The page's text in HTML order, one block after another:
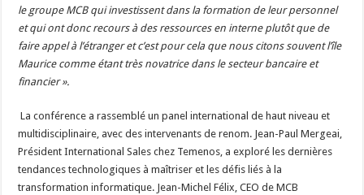
le groupe MCB qui investissent dans la formation de leur personnel
et qui ont donc recours à des ressources en interne plutôt que de
faire appel à l’étranger et c’est pour cela que nous citons souvent l’île
Maurice comme étant très novatrice dans le secteur bancaire et
financier ».
La conférence a rassemblé un panel international de haut niveau et
multidisciplinaire, avec des intervenants de renom. Jean-Paul Mergeai,
Président International Sales chez Temenos, a exploré les dernières
tendances technologiques à maîtriser et les défis liés à la
transformation informatique. Jean-Michel Félix, CEO de MCB